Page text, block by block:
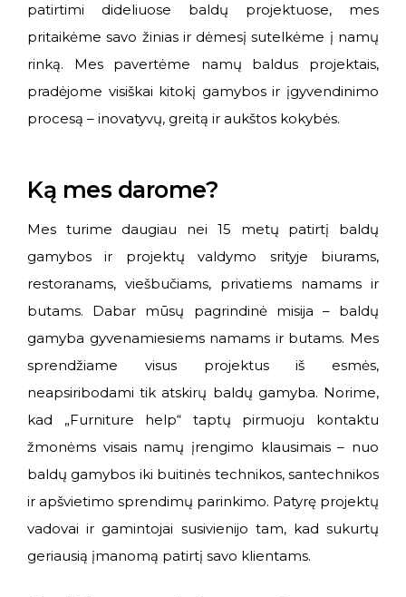
patirtimi dideliuose baldų projektuose, mes
pritaikėme savo žinias ir dėmesį sutelkėme į namų
rinką. Mes pavertėme namų baldus projektais,
pradėjome visiškai kitokį gamybos ir įgyvendinimo
procesą – inovatyvų, greitą ir aukštos kokybės.
Ką mes darome?
Mes turime daugiau nei 15 metų patirtį baldų
gamybos ir projektų valdymo srityje biurams,
restoranams, viešbučiams, privatiems namams ir
butams. Dabar mūsų pagrindinė misija – baldų
gamyba gyvenamiesiems namams ir butams. Mes
sprendžiame visus projektus iš esmės,
neapsiribodami tik atskirų baldų gamyba. Norime,
kad „Furniture help“ taptų pirmuoju kontaktu
žmonėms visais namų įrengimo klausimais – nuo
baldų gamybos iki buitinės technikos, santechnikos
ir apšvietimo sprendimų parinkimo. Patyrę projektų
vadovai ir gamintojai susivienijo tam, kad sukurtų
geriausią įmanomą patirtį savo klientams.